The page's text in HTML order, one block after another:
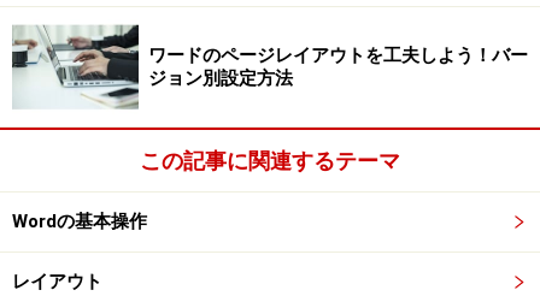
Webブラウザで取り込みたい範囲をドラッグして選択した
ら、右クリックしてショートカットメニューを開き、［コピ
ー］を選択します
4.Word文書に切り替えたら、貼り付けたい位置にカーソ
ワードのページレイアウトを工夫しよう！バー
ジョン別設定方法
この記事に関連するテーマ
Wordの基本操作
レイアウト